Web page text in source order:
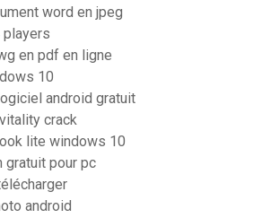
word en jpeg
players
en pdf en ligne
10
android gratuit
crack
lite windows 10
pour pc
android